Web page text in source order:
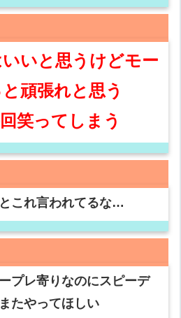
いと思うけどモー
頑張れと思う
笑ってしまう
これ言われてるな…
プレ寄りなのにスピーデ
たやってほしい